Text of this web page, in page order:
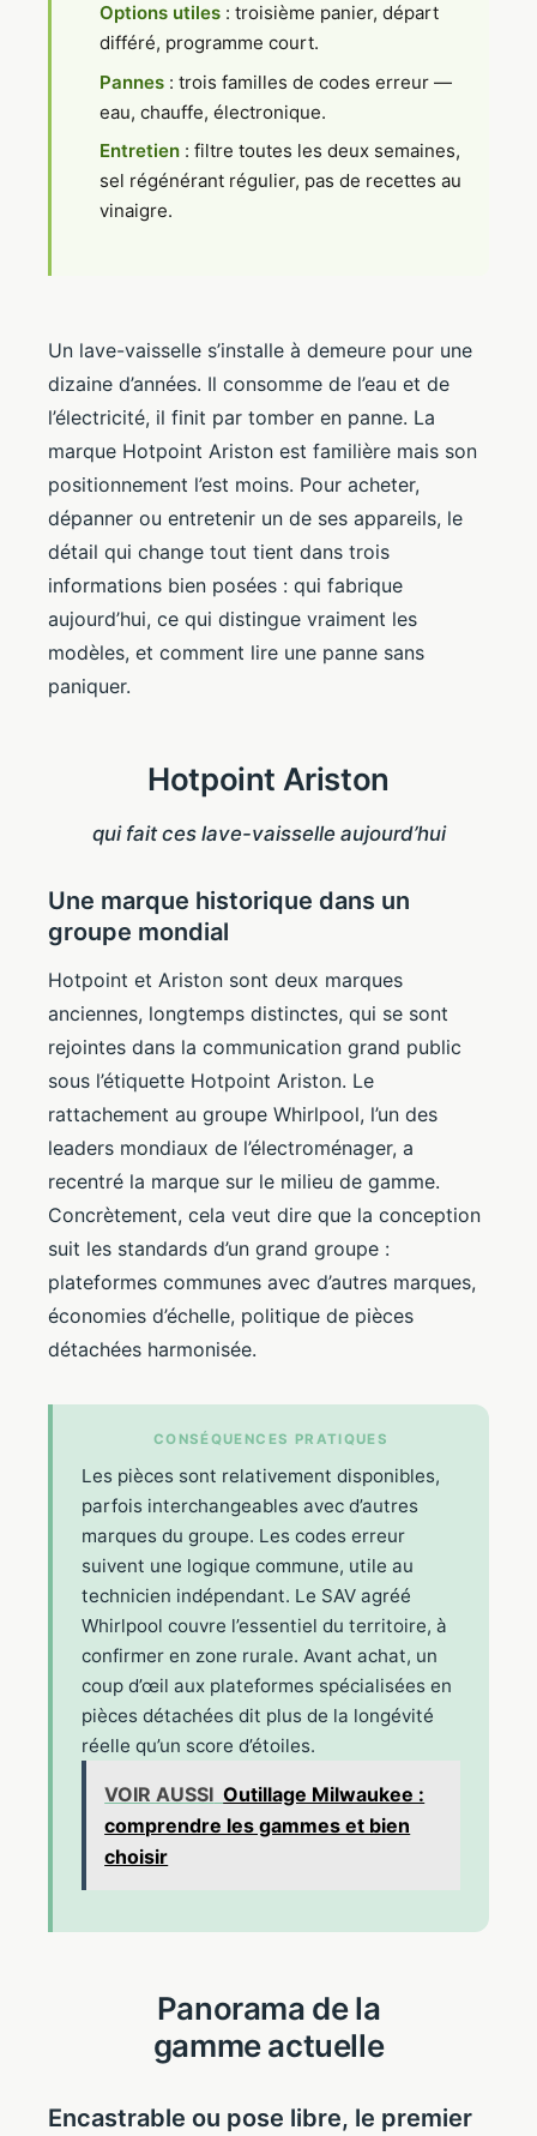
Options utiles : troisième panier, départ
différé, programme court.
Pannes : trois familles de codes erreur —
eau, chauffe, électronique.
Entretien : filtre toutes les deux semaines,
sel régénérant régulier, pas de recettes au
vinaigre.
Un lave-vaisselle s’installe à demeure pour une
dizaine d’années. Il consomme de l’eau et de
l’électricité, il finit par tomber en panne. La
marque Hotpoint Ariston est familière mais son
positionnement l’est moins. Pour acheter,
dépanner ou entretenir un de ses appareils, le
détail qui change tout tient dans trois
informations bien posées : qui fabrique
aujourd’hui, ce qui distingue vraiment les
modèles, et comment lire une panne sans
paniquer.
Hotpoint Ariston
qui fait ces lave-vaisselle aujourd’hui
Une marque historique dans un
groupe mondial
Hotpoint et Ariston sont deux marques
anciennes, longtemps distinctes, qui se sont
rejointes dans la communication grand public
sous l’étiquette Hotpoint Ariston. Le
rattachement au groupe Whirlpool, l’un des
leaders mondiaux de l’électroménager, a
recentré la marque sur le milieu de gamme.
Concrètement, cela veut dire que la conception
suit les standards d’un grand groupe :
plateformes communes avec d’autres marques,
économies d’échelle, politique de pièces
détachées harmonisée.
CONSÉQUENCES PRATIQUES
Les pièces sont relativement disponibles,
parfois interchangeables avec d’autres
marques du groupe. Les codes erreur
suivent une logique commune, utile au
technicien indépendant. Le SAV agréé
Whirlpool couvre l’essentiel du territoire, à
confirmer en zone rurale. Avant achat, un
coup d’œil aux plateformes spécialisées en
pièces détachées dit plus de la longévité
réelle qu’un score d’étoiles.
VOIR AUSSI Outillage Milwaukee :
comprendre les gammes et bien
choisir
Panorama de la
gamme actuelle
Encastrable ou pose libre, le premier